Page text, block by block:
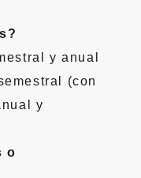
y anual
(con
y
o